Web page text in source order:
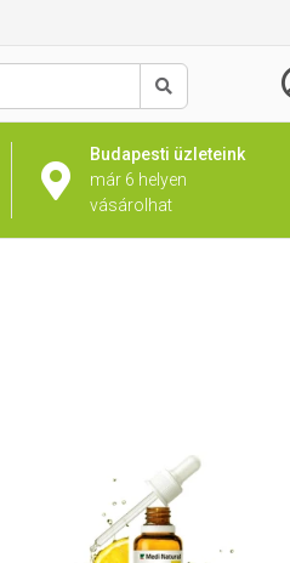
Keresés
Budapesti üzleteink
már 6 helyen
vásárolhat